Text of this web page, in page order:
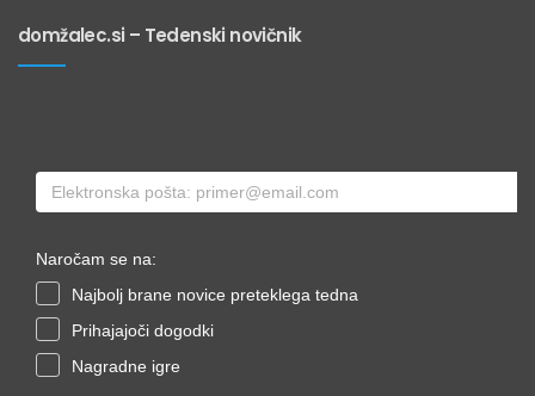
domžalec.si – Tedenski novičnik
Naročam se na:
Najbolj brane novice preteklega tedna
Prihajajoči dogodki
Nagradne igre